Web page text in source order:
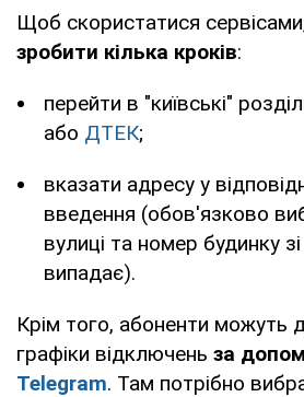
Щоб скористатися
зробити кілька кроків:
перейти в "київські"
або ДТЕК;
вказати адресу у
введення (обов'язково
вулиці та номер будинку
випадає).
Крім того, абоненти можуть
графіки відключень за
Telegram. Там потрібно